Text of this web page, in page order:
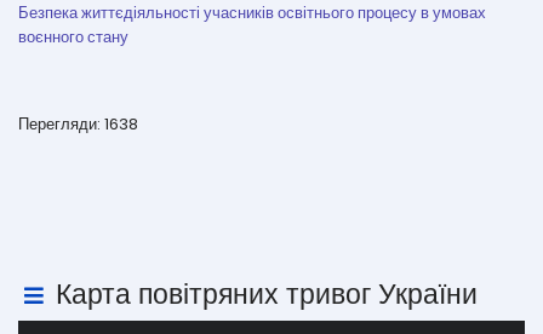
Безпека життєдіяльності учасників освітнього процесу в умовах
воєнного стану
Перегляди: 1638
Карта повітряних тривог України